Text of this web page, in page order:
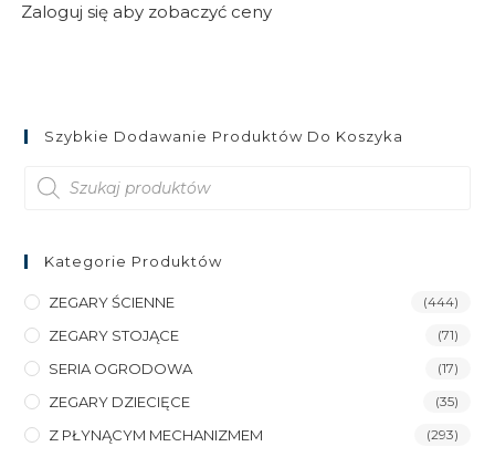
Zaloguj się aby zobaczyć ceny
Szybkie Dodawanie Produktów Do Koszyka
produktów
Kategorie Produktów
ZEGARY ŚCIENNE (444)
ZEGARY STOJĄCE (71)
SERIA OGRODOWA (17)
ZEGARY DZIECIĘCE (35)
Z PŁYNĄCYM MECHANIZMEM (293)